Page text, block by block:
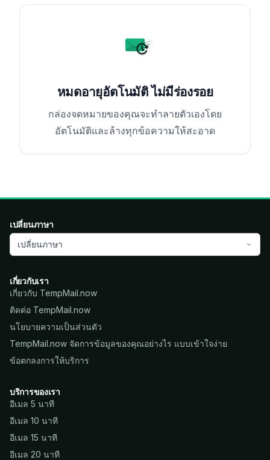
หมดอายุอัตโนมัติ ไม่มีร่องรอย
กล่องจดหมายของคุณจะทำลายตัวเองโดย
อัตโนมัติและล้างทุกข้อความให้สะอาด
เปลี่ยนภาษา
เปลี่ยนภาษา
เกี่ยวกับเรา
เกี่ยวกับ TempMail.now
ติดต่อ TempMail.now
นโยบายความเป็นส่วนตัว
TempMail.now จัดการข้อมูลของคุณอย่างไร แบบเข้าใจง่าย
ข้อตกลงการให้บริการ
บริการของเรา
อีเมล 5 นาที
อีเมล 10 นาที
อีเมล 15 นาที
อีเมล 20 นาที